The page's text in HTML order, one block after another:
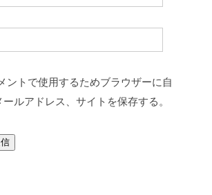
ントで使用するためブラウザーに自
ルアドレス、サイトを保存する。